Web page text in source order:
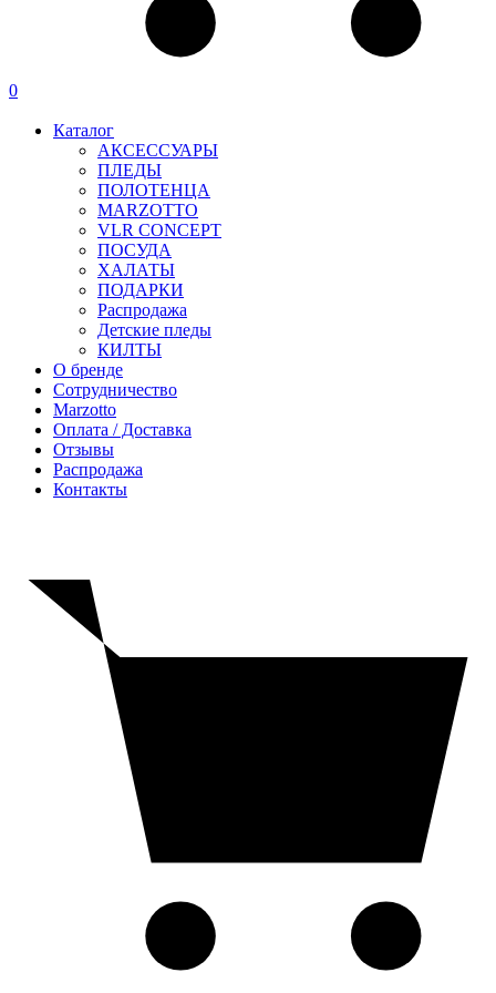
0
Каталог
АКСЕССУАРЫ
ПЛЕДЫ
ПОЛОТЕНЦА
MARZOTTO
VLR CONCEPT
ПОСУДА
ХАЛАТЫ
ПОДАРКИ
Распродажа
Детские пледы
КИЛТЫ
О бренде
Сотрудничество
Marzotto
Оплата / Доставка
Отзывы
Распродажа
Контакты